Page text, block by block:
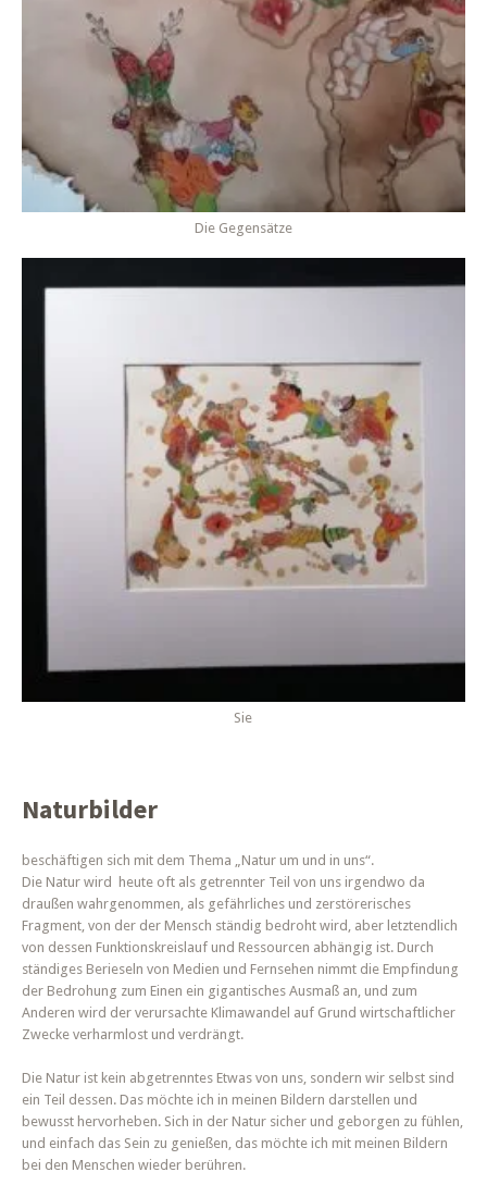
Die Gegensätze
Sie
Naturbilder
beschäftigen sich mit dem Thema „Natur um und in uns“.
Die Natur wird heute oft als getrennter Teil von uns irgendwo da
draußen wahrgenommen, als gefährliches und zerstörerisches
Fragment, von der der Mensch ständig bedroht wird, aber letztendlich
von dessen Funktionskreislauf und Ressourcen abhängig ist. Durch
ständiges Berieseln von Medien und Fernsehen nimmt die Empfindung
der Bedrohung zum Einen ein gigantisches Ausmaß an, und zum
Anderen wird der verursachte Klimawandel auf Grund wirtschaftlicher
Zwecke verharmlost und verdrängt.
Die Natur ist kein abgetrenntes Etwas von uns, sondern wir selbst sind
ein Teil dessen. Das möchte ich in meinen Bildern darstellen und
bewusst hervorheben. Sich in der Natur sicher und geborgen zu fühlen,
und einfach das Sein zu genießen, das möchte ich mit meinen Bildern
bei den Menschen wieder berühren.